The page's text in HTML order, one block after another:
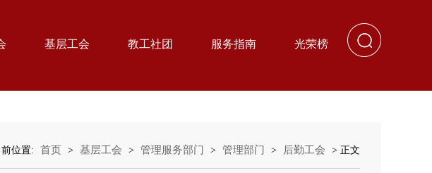
基层工会 教工社团 服务指南 光荣榜
前位置: 首页 > 基层工会 > 管理服务部门 > 管理部门 > 后勤工会 > 正文